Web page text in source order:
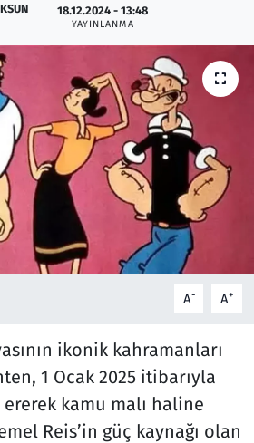
18.12.2024 - 13:48
YAYINLANMA
A- A+
ikonik kahramanları
1 Ocak 2025 itibarıyla
kamu malı haline
Reis’in güç kaynağı olan